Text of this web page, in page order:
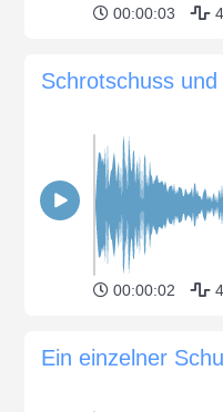
00:00:03
Schrotschuss
00:00:02